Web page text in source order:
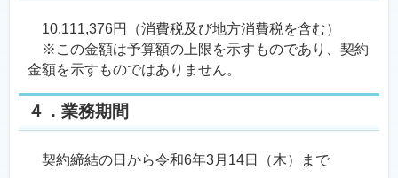
10,111,376円（消費税及び地方消費税を含む）
※この金額は予算額の上限を示すものであり、契約
金額を示すものではありません。
４．業務期間
契約締結の日から令和6年3月14日（木）まで